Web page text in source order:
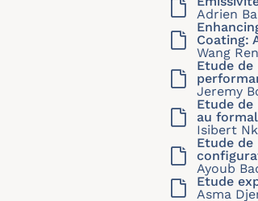
Adrien
Coating:
Wang
Etude de
Jeremy
Etude
au
Isibert
Etude
Ayoub
Etude
Asma